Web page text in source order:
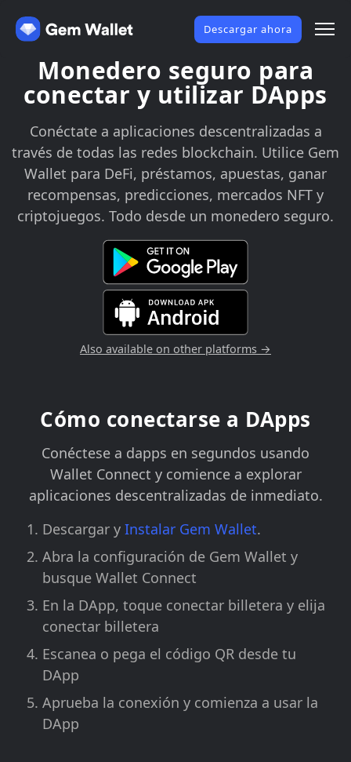
Descargar ahora
Monedero seguro para
conectar y utilizar DApps
Conéctate a aplicaciones descentralizadas a
través de todas las redes blockchain. Utilice Gem
Wallet para DeFi, préstamos, apuestas, ganar
recompensas, predicciones, mercados NFT y
criptojuegos. Todo desde un monedero seguro.
Also available on other platforms →
Cómo conectarse a DApps
Conéctese a dapps en segundos usando
Wallet Connect y comience a explorar
aplicaciones descentralizadas de inmediato.
Descargar y Instalar Gem Wallet.
Abra la configuración de Gem Wallet y
busque Wallet Connect
En la DApp, toque conectar billetera y elija
conectar billetera
Escanea o pega el código QR desde tu
DApp
Aprueba la conexión y comienza a usar la
DApp